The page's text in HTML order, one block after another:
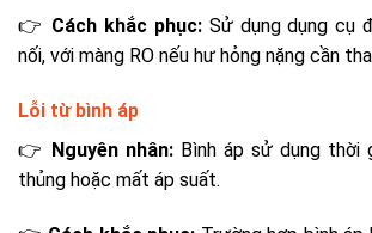
👉 Cách khắc phục:Sử dụng dụng cụ
nối, với màng RO nếu hư hỏng nặng cần
Lỗi từ bình áp
👉
Nguyên nhân: Bình áp sử dụng thời
thủng hoặc mất áp suất.